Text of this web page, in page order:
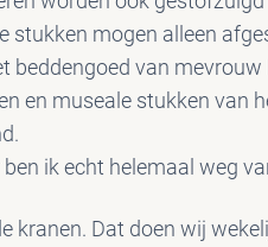
stukken mogen alleen
beddengoed van
en museale stukken van
ik echt helemaal weg
kranen. Dat doen wij